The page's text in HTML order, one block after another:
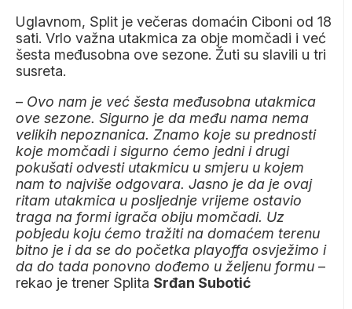
Uglavnom, Split je večeras domaćin Ciboni od 18
sati. Vrlo važna utakmica za obje momčadi i već
šesta međusobna ove sezone. Žuti su slavili u tri
susreta.
– Ovo nam je već šesta međusobna utakmica
ove sezone. Sigurno je da među nama nema
velikih nepoznanica. Znamo koje su prednosti
koje momčadi i sigurno ćemo jedni i drugi
pokušati odvesti utakmicu u smjeru u kojem
nam to najviše odgovara. Jasno je da je ovaj
ritam utakmica u posljednje vrijeme ostavio
traga na formi igrača obiju momčadi. Uz
pobjedu koju ćemo tražiti na domaćem terenu
bitno je i da se do početka playoffa osvježimo i
da do tada ponovno dođemo u željenu formu –
rekao je trener Splita Srđan Subotić